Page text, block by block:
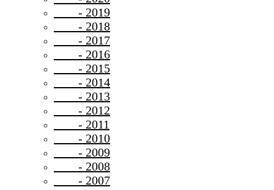
- 2019
- 2018
- 2017
- 2016
- 2015
- 2014
- 2013
- 2012
- 2011
- 2010
- 2009
- 2008
- 2007